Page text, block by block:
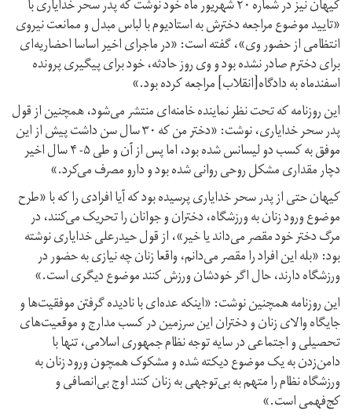
کیهان نیز در شماره ۲۰ شهریور ماه خود نوشت که پدر سحر خدایاری با
«تایید موضوع مراجعه دخترش به استادیوم با لباس مبدل و ممانعت نیروی
انتظامی‌ از حضور وی»، گفته است: «در ماجرای اخیر اساسا احضاریه‌ای
برای دخترم صادر نشده بود و وی روز حادثه، خود برای پیگیری پرونده
اسفندماه به دادگاه[انقلاب] مراجعه کرده بود.»
این روزنامه که تحت نظر نماینده خامنه‌ای منتشر می‌شود، همچنین از قول
پدر سحر خدایاری، نوشت: «دختر من که ۳۰ سال سن داشت پیش از این
موفق به کسب دو لیسانس شده بود، اما پس از آن و طی ۵- ۴ سال اخیر
دچار مقداری مشکل روحی روانی شده بود و دارو مصرف می‌کرد.»
کیهان حتی از پدر سحر خدایاری پرسیده بود که آیا افرادی را که با «طرح
موضوع ورود زنان به ورزشگاه، دختران و جوانان را تحریک می‌کنند، در
مرگ دختر خود مقصر می‌داند یا خیر»، از قول حیدرعلی خدایاری نوشته
بود: «بله این افراد را مقصر می‌دانم، واقعا زنان چه نیازی به حضور در
ورزشگاه دارند، حال اگر خودشان ورزش کنند موضوع دیگری است.»
این روزنامه همچنین نوشت: «اینکه عده‌ای با نادیده گرفتن موفقیت‌ها و
جایگاه والای زنان و دختران این سرزمین در کسب مدارج و موقعیت‌های
تحصیلی و اجتماعی در سایه توجه نظام جمهوری اسلامی، تنها با
دامن‌زدن به یک موضوع دیکته شده و مشکوک همچون ورود زنان به
ورزشگاه نظام را متهم به بی‌توجهی به زنان کنند اوج بی‌انصافی و
کج‌فهمی ‌است.»